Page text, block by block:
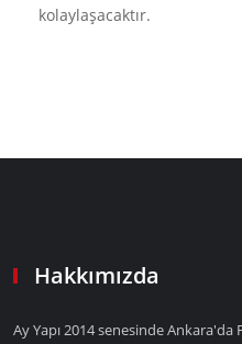
kolaylaşacaktır.
Hakkımızda
Ay Yapı 2014 senesinde